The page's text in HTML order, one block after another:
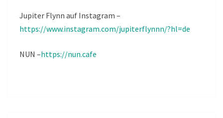
Jupiter Flynn auf Instagram –
https://www.instagram.com/jupiterflynnn/?hl=de
NUN –https://nun.cafe